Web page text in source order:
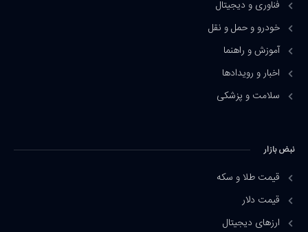
فناوری و دیجیتال
خودرو و حمل و نقل
آموزش و راهنما
اخبار و رویدادها
سلامت و پزشکی
نبض بازار
قیمت طلا و سکه
قیمت دلار
ارزهای دیجیتال